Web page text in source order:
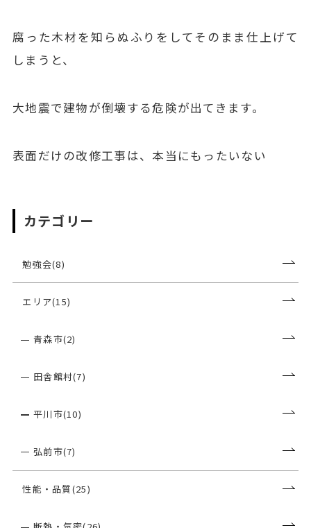
腐った木材を知らぬふりをしてそのまま仕上げて
しまうと、
大地震で建物が倒壊する危険が出てきます。
表面だけの改修工事は、本当にもったいない
カテゴリー
勉強会(8)
エリア(15)
青森市(2)
田舎館村(7)
平川市(10)
弘前市(7)
性能・品質(25)